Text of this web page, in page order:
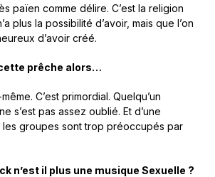
païen comme délire. C’est la religion
plus la possibilité d’avoir, mais que l’on
d’avoir créé.
prêche alors…
C’est primordial. Quelqu’un
s’est pas assez oublié. Et d’une
les groupes sont trop préoccupés par
n’est il plus une musique Sexuelle ?